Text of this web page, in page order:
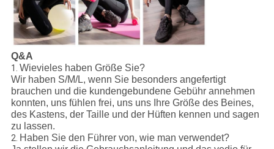
Q&A
1. Wievieles haben Größe Sie?
Wir haben S/M/L, wenn Sie besonders angefertigt
brauchen und die kundengebundene Gebühr annehmen
konnten, uns fühlen frei, uns uns Ihre Größe des Beines,
des Kastens, der Taille und der Hüften kennen und sagen
zu lassen.
2. Haben Sie den Führer von, wie man verwendet?